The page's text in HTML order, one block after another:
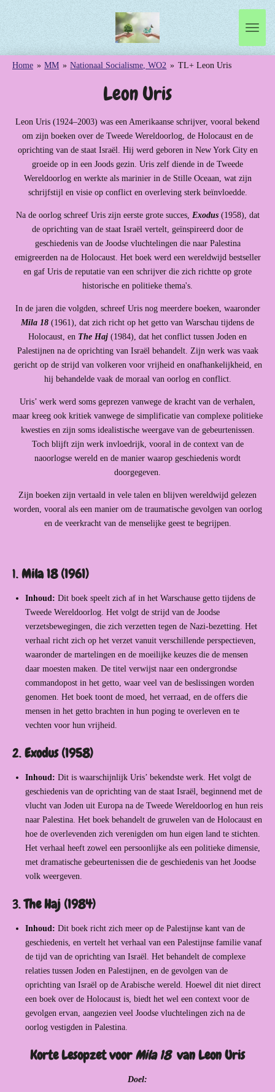
de
hoofdinhoud
Home » MM » Nationaal Socialisme, WO2 » TL+ Leon Uris
Leon Uris
Leon Uris (1924–2003) was een Amerikaanse schrijver, vooral bekend
om zijn boeken over de Tweede Wereldoorlog, de Holocaust en de
oprichting van de staat Israël. Hij werd geboren in New York City en
groeide op in een Joods gezin. Uris zelf diende in de Tweede
Wereldoorlog en werkte als marinier in de Stille Oceaan, wat zijn
schrijfstijl en visie op conflict en overleving sterk beïnvloedde.
Na de oorlog schreef Uris zijn eerste grote succes, Exodus (1958), dat
de oprichting van de staat Israël vertelt, geïnspireerd door de
geschiedenis van de Joodse vluchtelingen die naar Palestina
emigreerden na de Holocaust. Het boek werd een wereldwijd bestseller
en gaf Uris de reputatie van een schrijver die zich richtte op grote
historische en politieke thema's.
In de jaren die volgden, schreef Uris nog meerdere boeken, waaronder
Mila 18 (1961), dat zich richt op het getto van Warschau tijdens de
Holocaust, en The Haj (1984), dat het conflict tussen Joden en
Palestijnen na de oprichting van Israël behandelt. Zijn werk was vaak
gericht op de strijd van volkeren voor vrijheid en onafhankelijkheid, en
hij behandelde vaak de moraal van oorlog en conflict.
Uris’ werk werd soms geprezen vanwege de kracht van de verhalen,
maar kreeg ook kritiek vanwege de simplificatie van complexe politieke
kwesties en zijn soms idealistische weergave van de gebeurtenissen.
Toch blijft zijn werk invloedrijk, vooral in de context van de
naoorlogse wereld en de manier waarop geschiedenis wordt
doorgegeven.
Zijn boeken zijn vertaald in vele talen en blijven wereldwijd gelezen
worden, vooral als een manier om de traumatische gevolgen van oorlog
en de veerkracht van de menselijke geest te begrijpen.
1.Mila 18 (1961)
Inhoud: Dit boek speelt zich af in het Warschause getto tijdens de
Tweede Wereldoorlog. Het volgt de strijd van de Joodse
verzetsbewegingen, die zich verzetten tegen de Nazi-bezetting. Het
verhaal richt zich op het verzet vanuit verschillende perspectieven,
waaronder de martelingen en de moeilijke keuzes die de mensen
daar moesten maken. De titel verwijst naar een ondergrondse
commandopost in het getto, waar veel van de beslissingen worden
genomen. Het boek toont de moed, het verraad, en de offers die
mensen in het getto brachten in hun poging te overleven en te
vechten voor hun vrijheid.
2.Exodus (1958)
Inhoud: Dit is waarschijnlijk Uris’ bekendste werk. Het volgt de
geschiedenis van de oprichting van de staat Israël, beginnend met de
vlucht van Joden uit Europa na de Tweede Wereldoorlog en hun reis
naar Palestina. Het boek behandelt de gruwelen van de Holocaust en
hoe de overlevenden zich verenigden om hun eigen land te stichten.
Het verhaal heeft zowel een persoonlijke als een politieke dimensie,
met dramatische gebeurtenissen die de geschiedenis van het Joodse
volk weergeven.
3.The Haj (1984)
Inhoud: Dit boek richt zich meer op de Palestijnse kant van de
geschiedenis, en vertelt het verhaal van een Palestijnse familie vanaf
de tijd van de oprichting van Israël. Het behandelt de complexe
relaties tussen Joden en Palestijnen, en de gevolgen van de
oprichting van Israël op de Arabische wereld. Hoewel dit niet direct
een boek over de Holocaust is, biedt het wel een context voor de
gevolgen ervan, aangezien veel Joodse vluchtelingen zich na de
oorlog vestigden in Palestina.
Korte Lesopzet voorMila 18van Leon Uris
Doel: